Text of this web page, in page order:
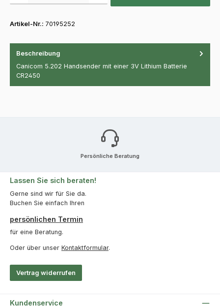
Artikel-Nr.: 70195252
Beschreibung
Canicom 5.202 Handsender mit einer 3V Lithium Batterie
CR2450
Persönliche Beratung
Lassen Sie sich beraten!
Gerne sind wir für Sie da.
Buchen Sie einfach Ihren
persönlichen Termin
für eine Beratung.
Oder über unser Kontaktformular.
Vertrag widerrufen
Kundenservice